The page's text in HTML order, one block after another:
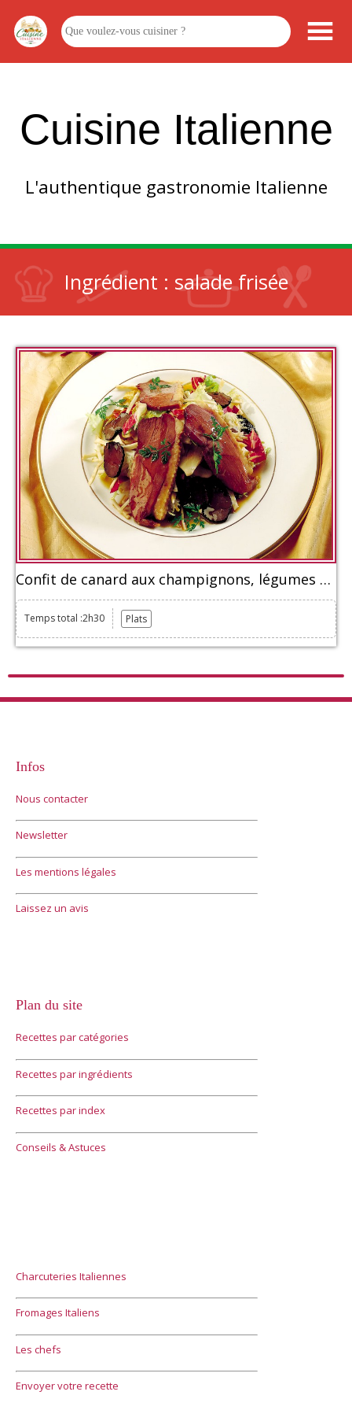
Cuisine Italienne
L'authentique gastronomie Italienne
Ingrédient : salade frisée
Confit de canard aux champignons, légumes et truffe noire
Temps total :2h30 Plats
Infos
Nous contacter
Newsletter
Les mentions légales
Laissez un avis
Plan du site
Recettes par catégories
Recettes par ingrédients
Recettes par index
Conseils & Astuces
Charcuteries Italiennes
Fromages Italiens
Les chefs
Envoyer votre recette